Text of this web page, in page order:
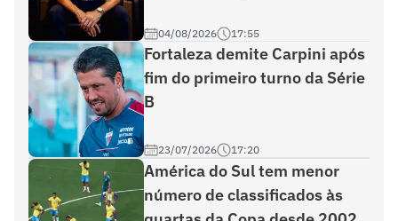
04/08/2026 17:55
Fortaleza demite Carpini após
fim do primeiro turno da Série
B
23/07/2026 17:20
América do Sul tem menor
número de classificados às